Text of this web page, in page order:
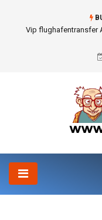
Osb Sandık ve